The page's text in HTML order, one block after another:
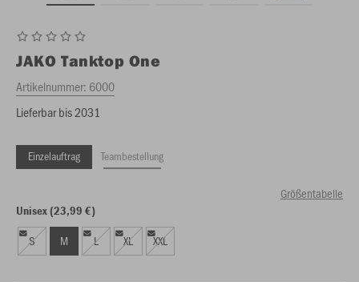
JAKO Tanktop One
Artikelnummer: 6000
Lieferbar bis 2031
Einzelauftrag Teambestellung
Größentabelle
Unisex (23,99 €)
S M L XL XXL